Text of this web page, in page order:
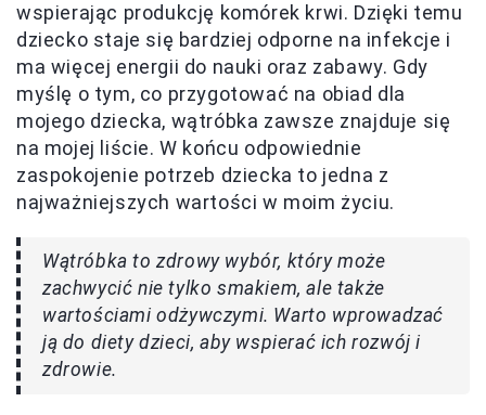
wspierając produkcję komórek krwi. Dzięki temu
dziecko staje się bardziej odporne na infekcje i
ma więcej energii do nauki oraz zabawy. Gdy
myślę o tym, co przygotować na obiad dla
mojego dziecka, wątróbka zawsze znajduje się
na mojej liście. W końcu odpowiednie
zaspokojenie potrzeb dziecka to jedna z
najważniejszych wartości w moim życiu.
Wątróbka to zdrowy wybór, który może
zachwycić nie tylko smakiem, ale także
wartościami odżywczymi. Warto wprowadzać
ją do diety dzieci, aby wspierać ich rozwój i
zdrowie.